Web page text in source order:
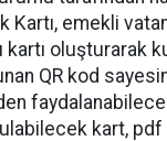
Kartı, emekli
oluşturarak
QR kod
kart, pdf